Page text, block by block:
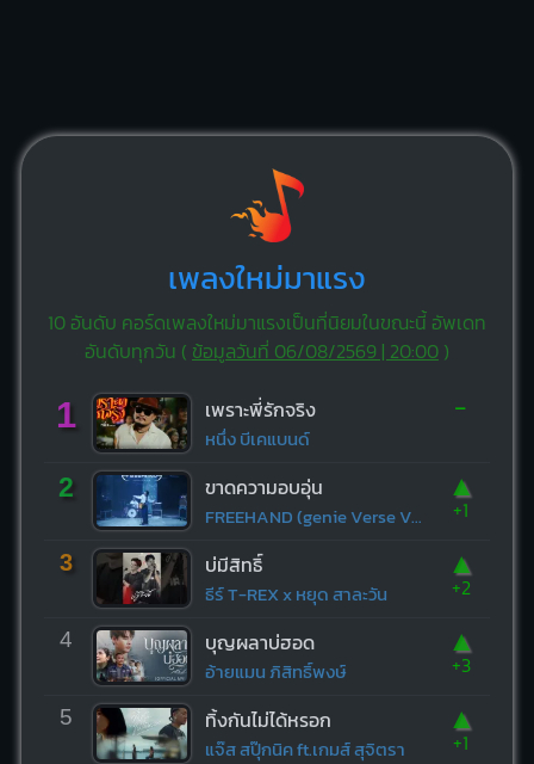
เพลงใหม่มาแรง
10 อันดับ คอร์ดเพลงใหม่มาแรงเป็นที่นิยมในขณะนี้ อัพเดท
อันดับทุกวัน ( ข้อมูลวันที่ 06/08/2569 | 20:00)
1 เพราะพี่รักจริง
หนึ่ง บีเคแบนด์
-
2 ขาดความอบอุ่น
FREEHAND (genie Verse Vol.1)
▲
+1
3 บ่มีสิทธิ์
ธีร์ T-REX x หยุด สาละวัน
▲
+2
4 บุญผลาบ่ฮอด
อ้ายแมน ภิสิทธิ์พงษ์
▲
+3
5 ทิ้งกันไม่ได้หรอก
แจ๊ส สปุ๊กนิค ft.เกมส์ สุจิตรา
▲
+1